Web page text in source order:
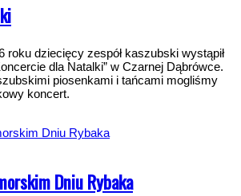
roku dziecięcy zespół kaszubski wystąpił
dla Natalki” w Czarnej Dąbrówce.
piosenkami i tańcami mogliśmy
koncert.
Dniu Rybaka